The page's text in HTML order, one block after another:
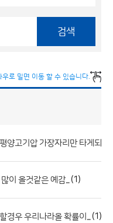
검색
우로 밀면 이동 할 수 있습니다.
양고기압 가장자리만 타게되면...
이 올것같은 예감... (1)
경우 우리나라올 확률이... (1)